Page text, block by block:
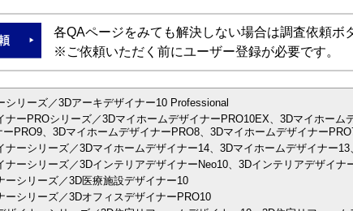
各QAページをみても解決しない場合は調査依頼ボ
※ご依頼いただく前にユーザー登録が必要です。
シリーズ／3Dアーキデザイナー10 Professional
ナーPROシリーズ／3DマイホームデザイナーPRO10EX、3Dマイホー
PRO9、3DマイホームデザイナーPRO8、3Dマイホームデザイナー
ナーシリーズ／3Dマイホームデザイナー14、3Dマイホームデザイナー
ナーシリーズ／3DインテリアデザイナーNeo10、3Dインテリアデザイナ
ーシリーズ／3D医療施設デザイナー10
ーシリーズ／3DオフィスデザイナーPRO10